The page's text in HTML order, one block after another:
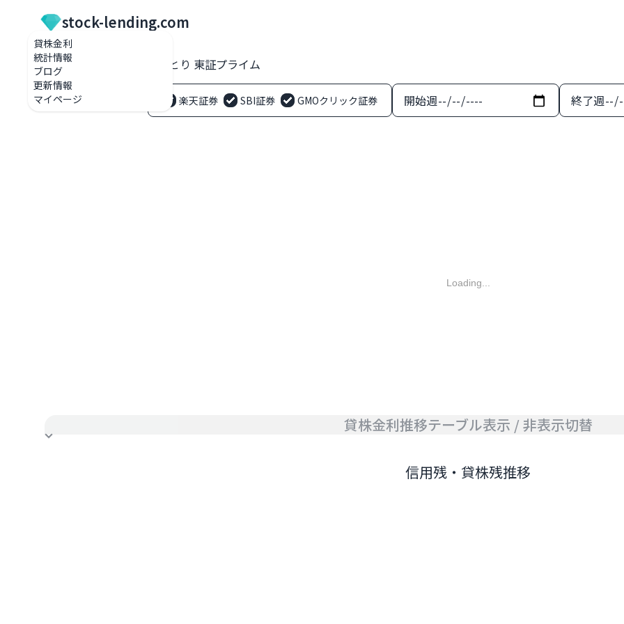
貸株金利
統計情報
ブログ
更新情報
マイページ
stock-lending.com
貸株金利一覧 2922 なとり 東証プライム
楽天証券 SBI証券 GMOクリック証券 開始週 終了週
Loading...
貸株金利推移テーブル表示 / 非表示切替
信用残・貸株残推移